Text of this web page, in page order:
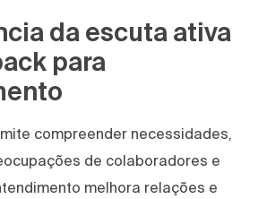
da escuta ativa
para
compreender necessidades,
de colaboradores e
melhora relações e